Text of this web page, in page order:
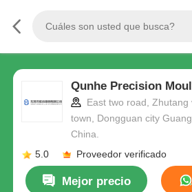
Qunhe Precision
East two road,
town, Dongguan city
China.
5.0
Proveedor verificado
Mejor precio